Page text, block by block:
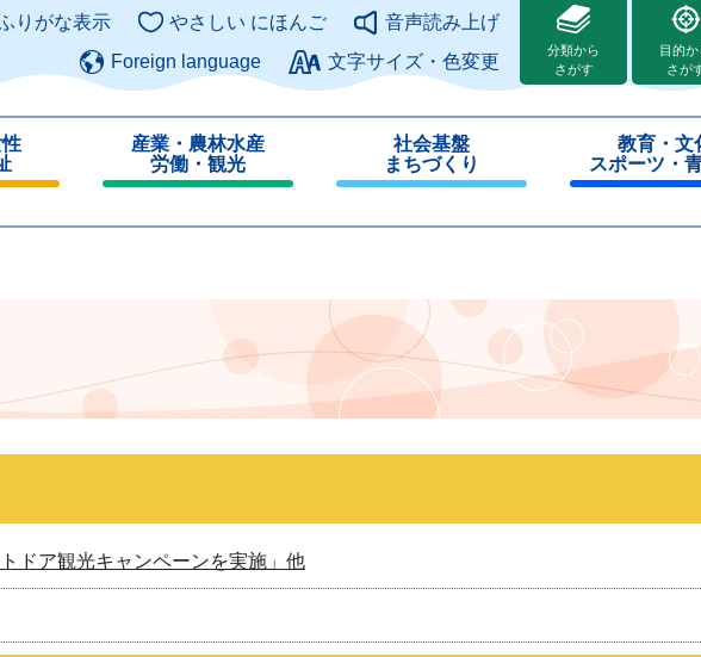
このページの本文へ
りがな表示 やさしい にほんご
音声読み上げ
Foreign language
文字サイズ・色変更
分類から
さがす
目的か
さが
産業・農林水産
労働・観光
じ
社会基盤
まちづくり
じ
教育・文
スポーツ・
じ
ドア観光キャンペーンを実施」他